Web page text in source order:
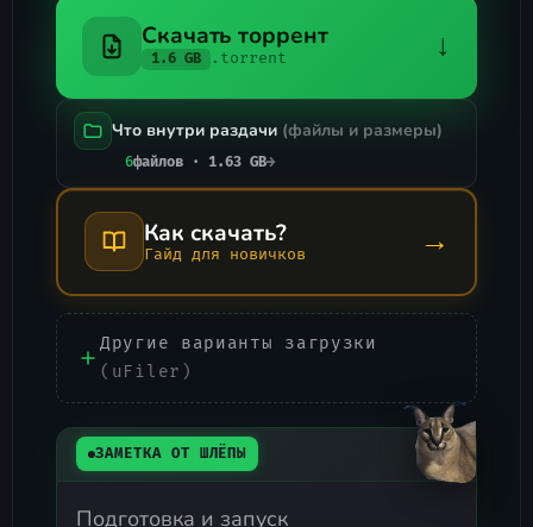
Скачать торрент
1.6 GB .torrent ↓
Что внутри раздачи (файлы и размеры)
6файлов · 1.63 GB→
Как скачать?
Гайд для новичков →
Другие варианты загрузки
(uFiler)
ЗАМЕТКА ОТ ШЛЁПЫ
Подготовка и запуск